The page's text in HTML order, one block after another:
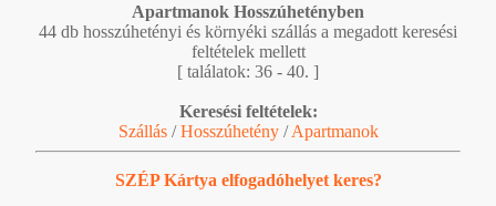
Apartmanok Hosszúhetényben
44 db hosszúhetényi és környéki szállás a megadott keresési
feltételek mellett
[ találatok: 36 - 40. ]
Keresési feltételek:
Szállás/Hosszúhetény/Apartmanok
SZÉP Kártya elfogadóhelyet keres?